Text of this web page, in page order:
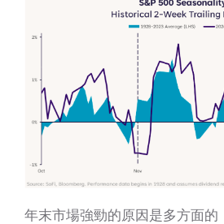
年末市場強勁的原因是多方面的